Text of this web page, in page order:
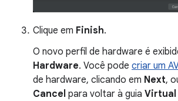
Clique em Finish.
O novo perfil de hardware é
Hardware. Você pode criar um
de hardware, clicando em Next,
Cancel para voltar à guia Virtual